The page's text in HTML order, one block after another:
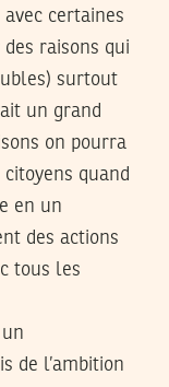
certaines
raisons qui
surtout
un grand
on pourra
quand
en un
des actions
tous les
de l’ambition